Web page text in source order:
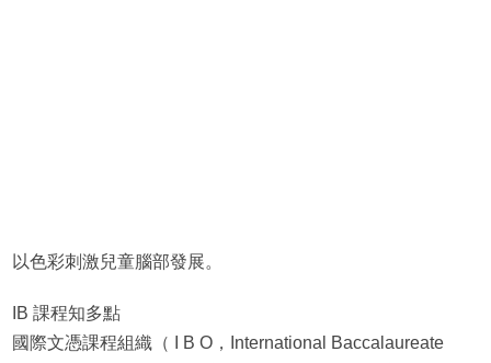
以色彩刺激兒童腦部發展。
IB 課程知多點
國際文憑課程組織（ I B O，International Baccalaureate